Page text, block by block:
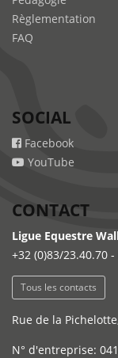
Règlementation
FAQ
SOCIAL
Facebook
YouTube
CONTACT
Ligue Equestre
+32 (0)83/23.40.70 -
Tous les contacts
Rue de la
N° d'entreprise: